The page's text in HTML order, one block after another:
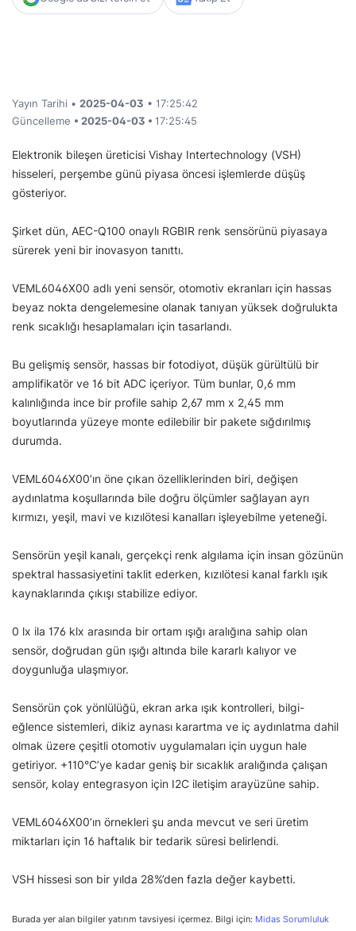
Yayın Tarihi • 2025-04-03 • 17:25:42
Güncelleme • 2025-04-03 • 17:25:45
Elektronik bileşen üreticisi Vishay Intertechnology (VSH)
hisseleri, perşembe günü piyasa öncesi işlemlerde düşüş
gösteriyor.
Şirket dün, AEC-Q100 onaylı RGBIR renk sensörünü piyasaya
sürerek yeni bir inovasyon tanıttı.
VEML6046X00 adlı yeni sensör, otomotiv ekranları için hassas
beyaz nokta dengelemesine olanak tanıyan yüksek doğrulukta
renk sıcaklığı hesaplamaları için tasarlandı.
Bu gelişmiş sensör, hassas bir fotodiyot, düşük gürültülü bir
amplifikatör ve 16 bit ADC içeriyor. Tüm bunlar, 0,6 mm
kalınlığında ince bir profile sahip 2,67 mm x 2,45 mm
boyutlarında yüzeye monte edilebilir bir pakete sığdırılmış
durumda.
VEML6046X00’ın öne çıkan özelliklerinden biri, değişen
aydınlatma koşullarında bile doğru ölçümler sağlayan ayrı
kırmızı, yeşil, mavi ve kızılötesi kanalları işleyebilme yeteneği.
Sensörün yeşil kanalı, gerçekçi renk algılama için insan gözünün
spektral hassasiyetini taklit ederken, kızılötesi kanal farklı ışık
kaynaklarında çıkışı stabilize ediyor.
0 lx ila 176 klx arasında bir ortam ışığı aralığına sahip olan
sensör, doğrudan gün ışığı altında bile kararlı kalıyor ve
doygunluğa ulaşmıyor.
Sensörün çok yönlülüğü, ekran arka ışık kontrolleri, bilgi-
eğlence sistemleri, dikiz aynası karartma ve iç aydınlatma dahil
olmak üzere çeşitli otomotiv uygulamaları için uygun hale
getiriyor. +110°C’ye kadar geniş bir sıcaklık aralığında çalışan
sensör, kolay entegrasyon için I2C iletişim arayüzüne sahip.
VEML6046X00’ın örnekleri şu anda mevcut ve seri üretim
miktarları için 16 haftalık bir tedarik süresi belirlendi.
VSH hissesi son bir yılda 28%’den fazla değer kaybetti.
Burada yer alan bilgiler yatırım tavsiyesi içermez. Bilgi için: Midas Sorumluluk